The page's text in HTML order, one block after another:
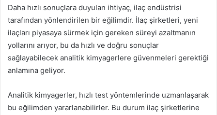
Daha hızlı sonuçlara duyulan ihtiyaç, ilaç endüstrisi
tarafından yönlendirilen bir eğilimdir. İlaç şirketleri, yeni
ilaçları piyasaya sürmek için gereken süreyi azaltmanın
yollarını arıyor, bu da hızlı ve doğru sonuçlar
sağlayabilecek analitik kimyagerlere güvenmeleri gerektiği
anlamına geliyor.
Analitik kimyagerler, hızlı test yöntemlerinde uzmanlaşarak
bu eğilimden yararlanabilirler. Bu durum ilaç şirketlerine